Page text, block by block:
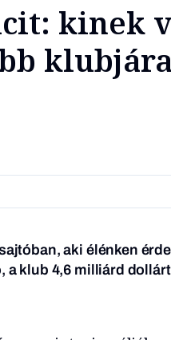
kinek
aki élénken
a klub 4,6 milliárd